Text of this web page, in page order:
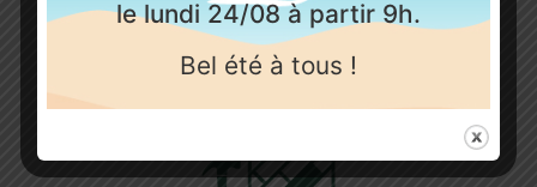
Mais aussi tous les produits de pose et d’entretien.
le lundi 24/08 à partir 9h.
Bel été à tous !